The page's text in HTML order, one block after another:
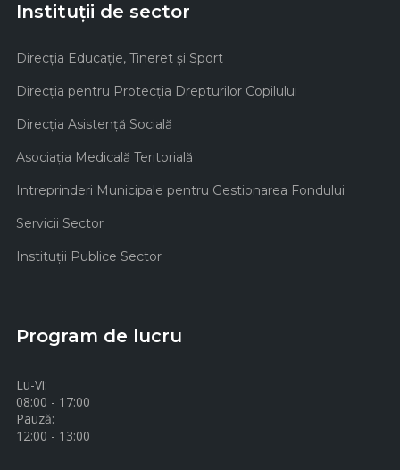
Instituții de sector
Direcţia Educaţie, Tineret şi Sport
Direcţia pentru Protecţia Drepturilor Copilului
Direcţia Asistenţă Socială
Asociaţia Medicală Teritorială
Intreprinderi Municipale pentru Gestionarea Fondului
Servicii Sector
Instituţii Publice Sector
Program de lucru
Lu-Vi:
08:00 - 17:00
Pauză:
12:00 - 13:00